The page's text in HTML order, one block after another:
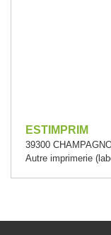
ESTIMPRIM
39300
Autre imprimerie